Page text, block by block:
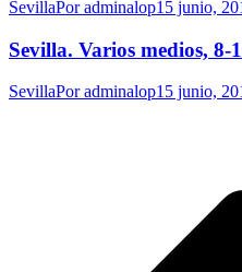
SevillaPoradminalop15 junio,
Sevilla. Varios medios, 8-
SevillaPoradminalop15 junio,